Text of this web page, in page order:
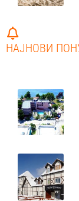
НАЈНОВИ